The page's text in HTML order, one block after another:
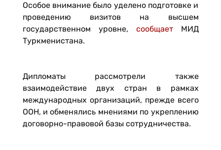
Особое внимание было уделено подготовке и
проведению визитов на высшем
государственном уровне, сообщаетМИД
Туркменистана.
Дипломаты рассмотрели также
взаимодействие двух стран в рамках
международных организаций, прежде всего
ООН, и обменялись мнениями по укреплению
договорно-правовой базы сотрудничества.